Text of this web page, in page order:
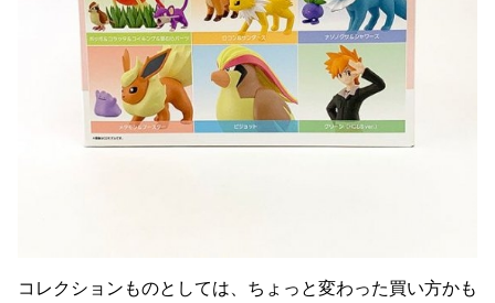
コレクションものとしては、ちょっと変わった買い方かも